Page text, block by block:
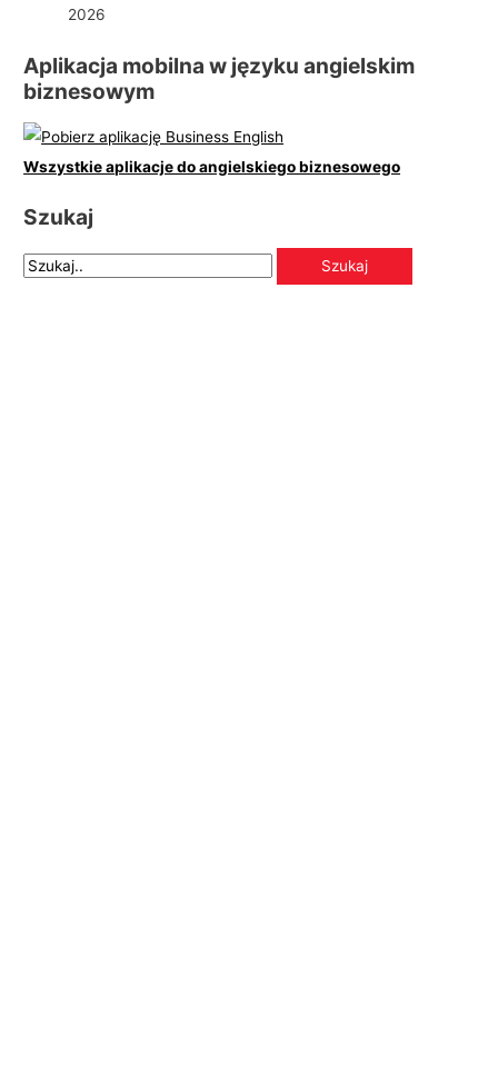
2026
Aplikacja mobilna w języku angielskim
biznesowym
Wszystkie aplikacje do angielskiego biznesowego
Szukaj